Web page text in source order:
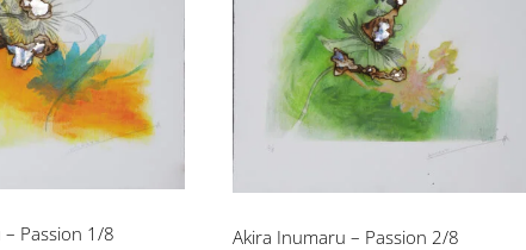
1/8
Passion 1/8
2/8
Akira Inumaru – Passion 2/8